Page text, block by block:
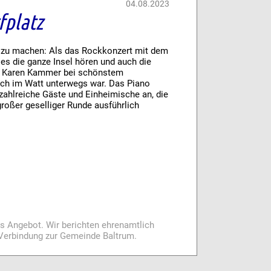
04.08.2023
machen: Als das Rockkonzert mit dem
die ganze Insel hören und auch die
Kammer bei schönstem
im Watt unterwegs war. Das Piano
Gäste und Einheimische an, die
geselliger Runde ausführlich
Angebot. Wir berichten ehrenamtlich
zur Gemeinde Baltrum.